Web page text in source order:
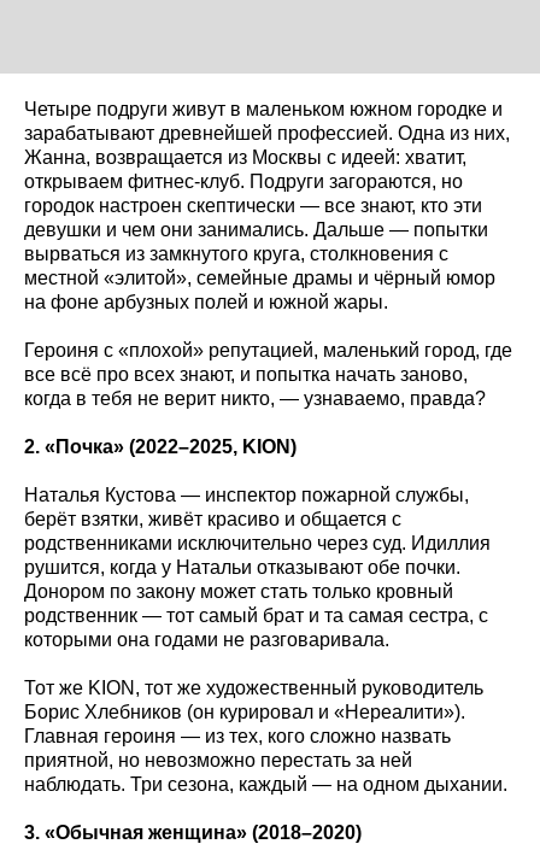
Четыре подруги живут в маленьком южном городке и
зарабатывают древнейшей профессией. Одна из них,
Жанна, возвращается из Москвы с идеей: хватит,
открываем фитнес-клуб. Подруги загораются, но
городок настроен скептически — все знают, кто эти
девушки и чем они занимались. Дальше — попытки
вырваться из замкнутого круга, столкновения с
местной «элитой», семейные драмы и чёрный юмор
на фоне арбузных полей и южной жары.
Героиня с «плохой» репутацией, маленький город, где
все всё про всех знают, и попытка начать заново,
когда в тебя не верит никто, — узнаваемо, правда?
2. «Почка» (2022–2025, KION)
Наталья Кустова — инспектор пожарной службы,
берёт взятки, живёт красиво и общается с
родственниками исключительно через суд. Идиллия
рушится, когда у Натальи отказывают обе почки.
Донором по закону может стать только кровный
родственник — тот самый брат и та самая сестра, с
которыми она годами не разговаривала.
Тот же KION, тот же художественный руководитель
Борис Хлебников (он курировал и «Нереалити»).
Главная героиня — из тех, кого сложно назвать
приятной, но невозможно перестать за ней
наблюдать. Три сезона, каждый — на одном дыхании.
3. «Обычная женщина» (2018–2020)